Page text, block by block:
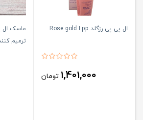
ال پی پی رزگلد Rose gold Lpp
1,401,000 تومان
ترمیم